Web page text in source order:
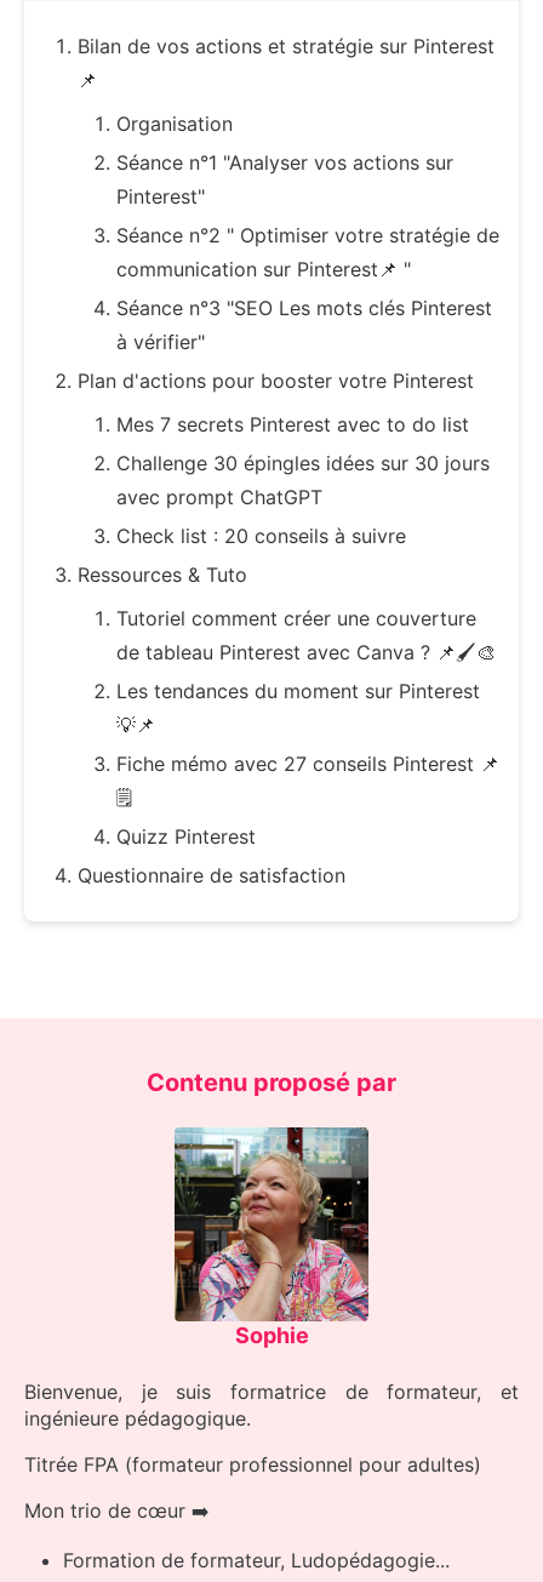
Bilan de vos actions et stratégie sur Pinterest
📌
Organisation
Séance n°1 "Analyser vos actions sur
Pinterest"
Séance n°2 " Optimiser votre stratégie de
communication sur Pinterest📌 "
Séance n°3 "SEO Les mots clés Pinterest
à vérifier"
Plan d'actions pour booster votre Pinterest
Mes 7 secrets Pinterest avec to do list
Challenge 30 épingles idées sur 30 jours
avec prompt ChatGPT
Check list : 20 conseils à suivre
Ressources & Tuto
Tutoriel comment créer une couverture
de tableau Pinterest avec Canva ? 📌🖌️🎨
Les tendances du moment sur Pinterest
💡📌
Fiche mémo avec 27 conseils Pinterest 📌
🗒️
Quizz Pinterest
Questionnaire de satisfaction
Contenu proposé par
Sophie
Bienvenue, je suis formatrice de formateur, et
ingénieure pédagogique.
Titrée FPA (formateur professionnel pour adultes)
Mon trio de cœur ➡️
Formation de formateur, Ludopédagogie...